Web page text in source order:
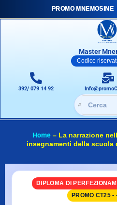
PROMO MNEMOSINE
Master
Codice
392/ 079 14 92
🔎
Home– La narrazione
insegnamenti della scuola
DIPLOMA DI
PROMO CT25